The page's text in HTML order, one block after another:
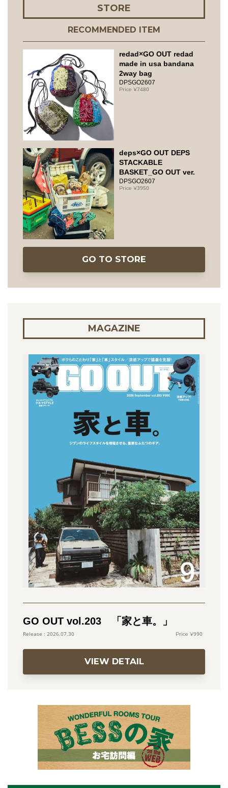
STORE
RECOMMENDED ITEM
redad×GO OUT redad
made in usa bandana
2way bag
DPSGO2607
7480
deps×GO OUT DEPS
STACKABLE
BASKET_GO OUT ver.
DPSGO2607
3950
GO TO STORE
MAGAZINE
GO OUT vol.203 「家と車。」
2026.07.30 990
VIEW DETAIL